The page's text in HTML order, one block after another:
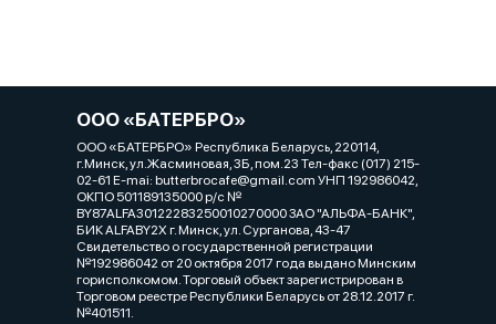
ООО «БАТЕРБРО»
ООО «БАТЕРБРО» Республика Беларусь, 220114,
г.Минск, ул.Жасминовая, 3Б, пом.23 Тел-факс (017) 215-
02-61 E-mai: butterbrocafe@gmail.com УНП 192986042,
ОКПО 501189135000 р/с №
BY87ALFA30122283250010270000 ЗАО "АЛЬФА-БАНК",
БИК ALFABY2X г. Минск, ул. Сурганова, 43-47
Свидетельство о государственной регистрации
№192986042 от 20 октября 2017 года выдано Минским
горисполкомом. Торговый объект зарегистрирован в
Торговом реестре Республики Беларусь от 28.12.2017 г.
№401511.